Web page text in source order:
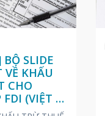
SLIDE
VỀ KHẤU
CHO
(VIỆT –